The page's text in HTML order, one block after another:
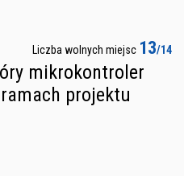
Liczba wolnych miejsc 13/14
mikrokontroler
projektu